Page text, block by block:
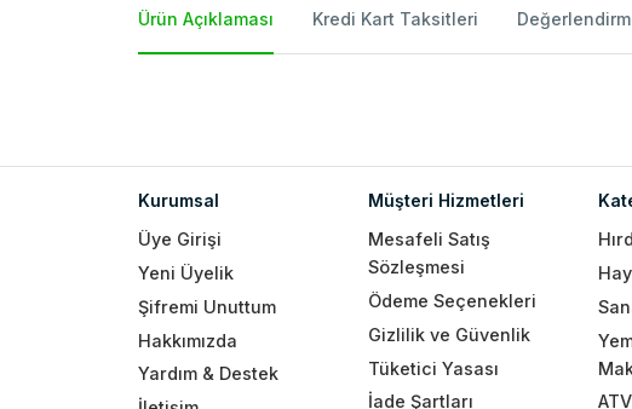
Ürün Açıklaması Kredi Kart Taksitleri
Kurumsal
Üye Girişi
Yeni Üyelik
Şifremi Unuttum
Hakkımızda
Yardım & Destek
Müşteri Hizmetleri
Mesafeli Satış
Sözleşmesi
Ödeme Seçenekleri
Gizlilik ve Güvenlik
Tüketici Yasası
İade Şartları